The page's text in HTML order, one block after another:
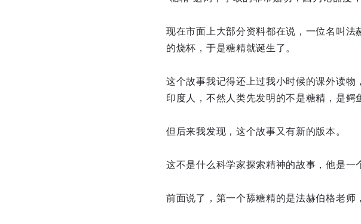
现在市面上大部分资料都在说，一位名叫
的烧杯，于是糖精就诞生了。
这个故事我记得还上过我小时候的课外读
印度人，不然人类先发明的不是糖精，是鳄
但后来我发现，这个故事又有新的版本。
这不是什么科学家探索精神的故事，他是一
前面说了，第一个舔糖精的是法赫伯格老师